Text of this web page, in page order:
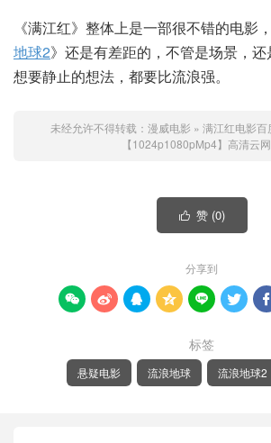
《满江红》整体上是一部很不错的电影
地球2》还是有差距的，不管是场景，
想要静止的想法，都要比流浪强。
未经允许不得转载： 漫威电影 » 满江红电影百
【1024p1080pMp4】高清云
 赞 (0)
分享到
      
标签
悬疑电影 流浪地球 流浪地球2